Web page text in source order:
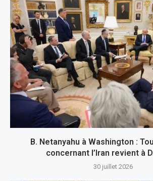
B. Netanyahu à Washington :
concernant l’Iran revient à
30 juillet 2026